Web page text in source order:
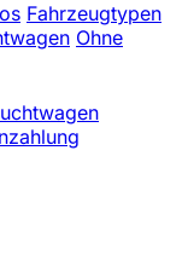
Fahrzeugtypen
Ohne